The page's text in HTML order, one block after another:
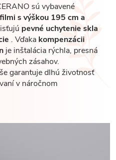
sú vybavené
s výškou 195 cm a
pevné uchytenie skla
. Vďaka kompenzácii
je inštalácia rýchla, presná
zásahov.
garantuje dlhú životnosť
v náročnom